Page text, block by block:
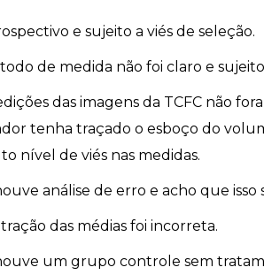
e sujeito a viés de seleção.
de medida não foi claro e
das imagens da TCFC não
tenha traçado o esboço do
nível de viés nas medidas.
análise de erro e acho que isso
das médias foi incorreta.
um grupo controle sem